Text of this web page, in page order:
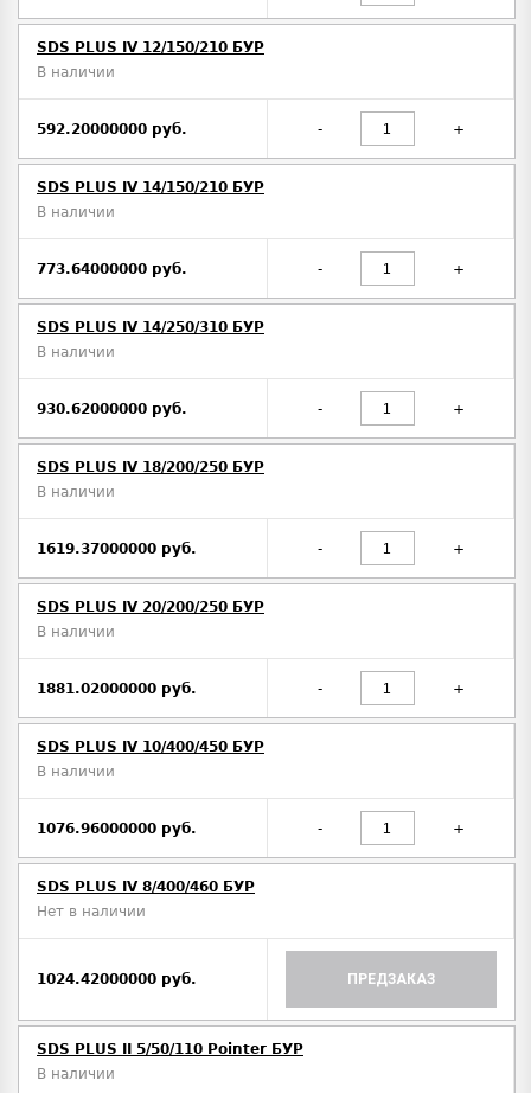
SDS PLUS IV 12/150/210 БУР
В наличии
592.20000000 руб. - +
SDS PLUS IV 14/150/210 БУР
В наличии
773.64000000 руб. - +
SDS PLUS IV 14/250/310 БУР
В наличии
930.62000000 руб. - +
SDS PLUS IV 18/200/250 БУР
В наличии
1619.37000000 руб. - +
SDS PLUS IV 20/200/250 БУР
В наличии
1881.02000000 руб. - +
SDS PLUS IV 10/400/450 БУР
В наличии
1076.96000000 руб. - +
SDS PLUS IV 8/400/460 БУР
Нет в наличии
1024.42000000 руб. ПРЕДЗАКАЗ
SDS PLUS II 5/50/110 Pointer БУР
В наличии